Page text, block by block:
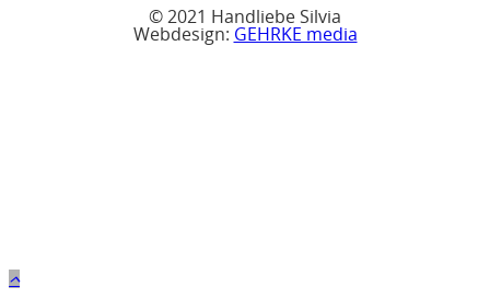
© 2021 Handliebe Silvia
Webdesign: GEHRKE media